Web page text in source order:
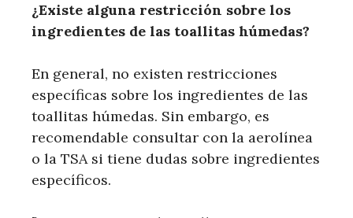
¿Existe alguna restricción sobre los
ingredientes de las toallitas húmedas?
En general, no existen restricciones
específicas sobre los ingredientes de las
toallitas húmedas. Sin embargo, es
recomendable consultar con la aerolínea
o la TSA si tiene dudas sobre ingredientes
específicos.